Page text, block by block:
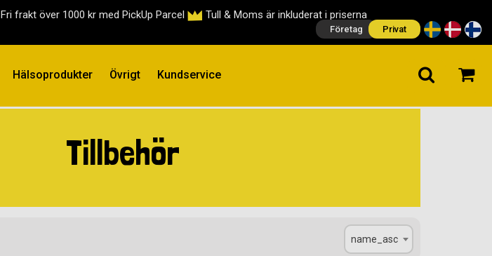
Fri frakt över 1000 kr med PickUp Parcel Tull & Moms är inkluderat i priserna
Företag Privat
Hälsoprodukter Övrigt Kundservice
Tillbehör
name_asc